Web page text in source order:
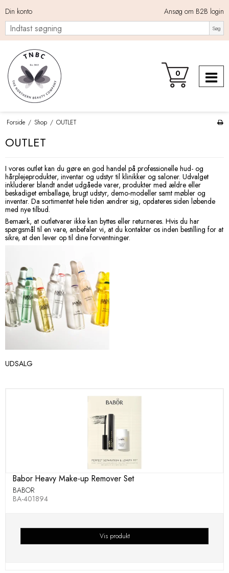
Din konto Ansøg om B2B login
Søg
0
Forside / Shop / OUTLET
OUTLET
I vores outlet kan du gøre en god handel på professionelle hud- og
hårplejeprodukter, inventar og udstyr til klinikker og saloner. Udvalget
inkluderer blandt andet udgåede varer, produkter med ældre eller
beskadiget emballage, brugt udstyr, demo-modeller samt møbler og
inventar. Da sortimentet hele tiden ændrer sig, opdateres siden løbende
med nye tilbud.
Bemærk, at outletvarer ikke kan byttes eller returneres. Hvis du har
spørgsmål til en vare, anbefaler vi, at du kontakter os inden bestilling for at
sikre, at den lever op til dine forventninger.
UDSALG
Babor Heavy Make-up Remover Set
BABOR
BA-401894
Vis produkt